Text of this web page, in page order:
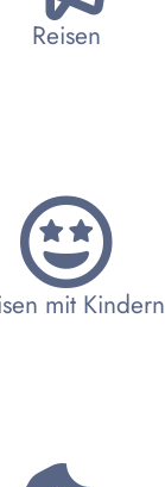
Reisen
mit Kindern